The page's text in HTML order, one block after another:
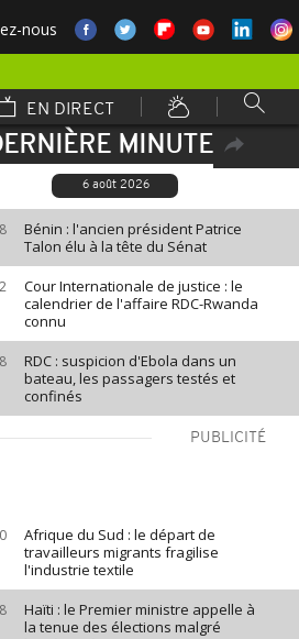
nous
EN DIRECT
MINUTE
6 août 2026
Bénin : l'ancien président Patrice
Talon élu à la tête du Sénat
Cour Internationale de justice : le
calendrier de l'affaire RDC-Rwanda
connu
RDC : suspicion d'Ebola dans un
bateau, les passagers testés et
confinés
PUBLICITÉ
Afrique du Sud : le départ de
travailleurs migrants fragilise
l'industrie textile
Haïti : le Premier ministre appelle à
la tenue des élections malgré